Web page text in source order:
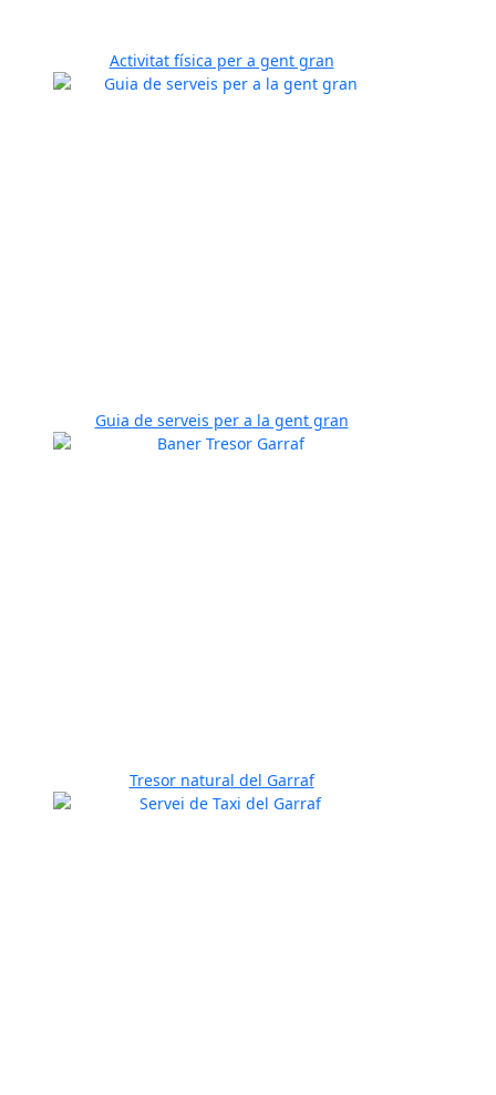
Activitat física per a gent gran
Guia de serveis per a la gent gran
Tresor natural del Garraf
Previous